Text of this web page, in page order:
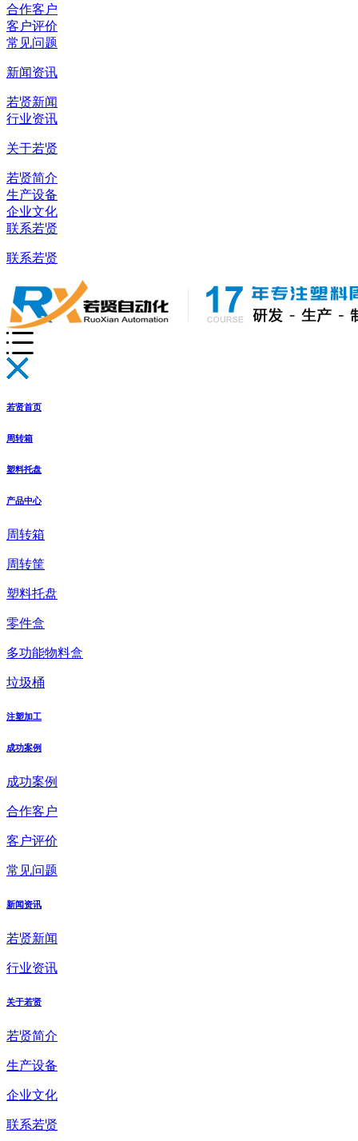
合作客户
客户评价
常见问题
新闻资讯
若贤新闻
行业资讯
关于若贤
若贤简介
生产设备
企业文化
联系若贤
联系若贤
若贤首页
周转箱
塑料托盘
产品中心
周转箱
周转筐
塑料托盘
零件盒
多功能物料盒
垃圾桶
注塑加工
成功案例
成功案例
合作客户
客户评价
常见问题
新闻资讯
若贤新闻
行业资讯
关于若贤
若贤简介
生产设备
企业文化
联系若贤